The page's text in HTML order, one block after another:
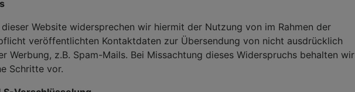
Website widersprechen wir hiermit der Nutzung von im Rahmen der
veröffentlichten Kontaktdaten zur Übersendung von nicht ausdrücklich
Werbung, z.B. Spam-Mails. Bei Missachtung dieses Widerspruchs behalten wir
Schritte vor.